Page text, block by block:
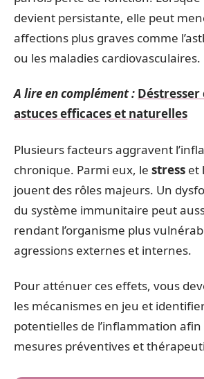
devient persistante, elle peut
affections plus graves comme
ou les maladies cardiovasculaires.
A lire en complément :
astuces efficaces et naturelles
Plusieurs facteurs aggravent
chronique. Parmi eux, le stress et
jouent des rôles majeurs. Un
du système immunitaire peut
rendant l’organisme plus
agressions externes et internes.
Pour atténuer ces effets, vous
les mécanismes en jeu et
potentielles de l’inflammation afin
mesures préventives et